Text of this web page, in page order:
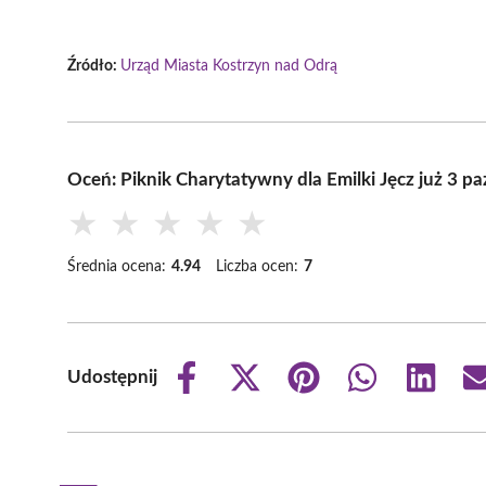
Źródło: Urząd Miasta Kostrzyn nad Odrą
Oceń: Piknik Charytatywny dla Emilki Jęcz już 3
★ ★ ★ ★ ★
Średnia ocena: 4.94 Liczba ocen: 7
Udostępnij
Share
Share
(Twitter)
Share
Share
Share